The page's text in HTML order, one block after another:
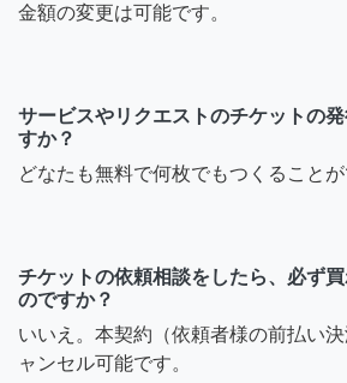
金額の変更は可能です。
サービスやリクエストのチケットの
すか？
どなたも無料で何枚でもつくることが
チケットの依頼相談をしたら、必ず
のですか？
いいえ。本契約（依頼者様の前払い
ャンセル可能です。